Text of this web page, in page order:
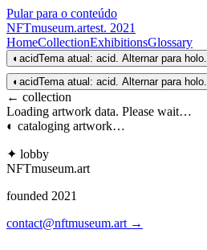
Pular para o conteúdo
NFTmuseum.artest. 2021
HomeCollectionExhibitionsGlossary
◐ acidTema atual: acid. Alternar para holo.
◐ acidTema atual: acid. Alternar para holo.
← collection
Loading artwork data. Please wait…
◐ cataloging artwork…
✦ lobby
NFTmuseum.art
founded 2021
contact@nftmuseum.art →